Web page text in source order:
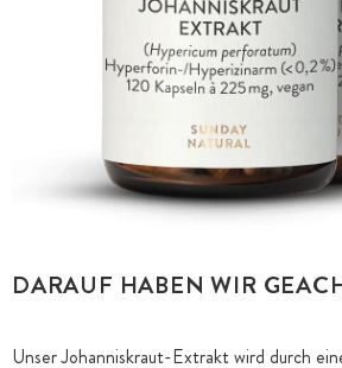
DARAUF HABEN WIR
Unser Johanniskraut-Extrakt wird durch